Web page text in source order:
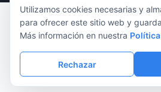
Copyright © 2024–2026 Hangzhou
Ltd. Todos Los Derechos
Aviso Legal
Utilizamos cookies necesarias y
para ofrecer este sitio web y
Más información en nuestra
Rechazar